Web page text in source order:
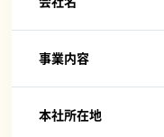
事業内容
本社所在地